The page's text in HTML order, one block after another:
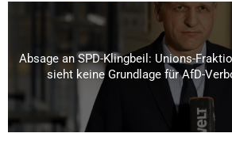
Absage an SPD-Klingbeil: Unions-
sieht keine Grundlage für AfD-